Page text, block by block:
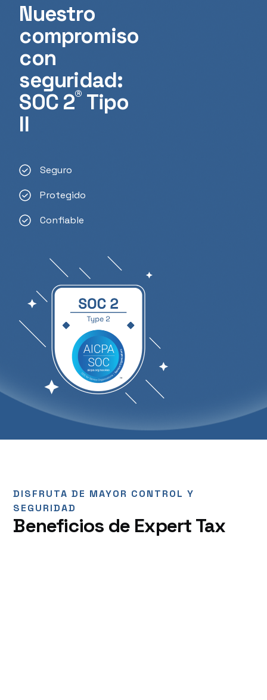
Nuestro
compromiso
con
seguridad:
SOC 2® Tipo
II
Seguro
Protegido
Confiable
DISFRUTA DE MAYOR CONTROL Y
SEGURIDAD
Beneficios de Expert Tax